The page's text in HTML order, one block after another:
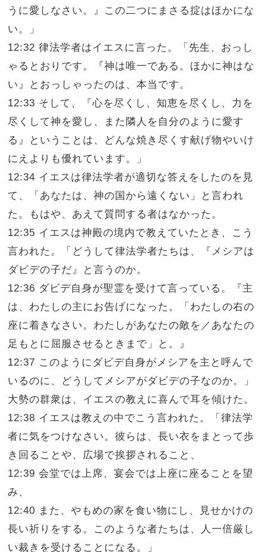
うに愛しなさい。』この二つにまさる掟はほかにな
い。」
12:32 律法学者はイエスに言った。「先生、おっし
ゃるとおりです。『神は唯一である。ほかに神はな
い』とおっしゃったのは、本当です。
12:33 そして、『心を尽くし、知恵を尽くし、力を
尽くして神を愛し、また隣人を自分のように愛す
る』ということは、どんな焼き尽くす献げ物やいけ
にえよりも優れています。」
12:34 イエスは律法学者が適切な答えをしたのを見
て、「あなたは、神の国から遠くない」と言われ
た。もはや、あえて質問する者はなかった。
12:35 イエスは神殿の境内で教えていたとき、こう
言われた。「どうして律法学者たちは、『メシアは
ダビデの子だ』と言うのか。
12:36 ダビデ自身が聖霊を受けて言っている。『主
は、わたしの主にお告げになった。「わたしの右の
座に着きなさい。わたしがあなたの敵を／あなたの
足もとに屈服させるときまで」と。』
12:37 このようにダビデ自身がメシアを主と呼んで
いるのに、どうしてメシアがダビデの子なのか。」
大勢の群衆は、イエスの教えに喜んで耳を傾けた。
12:38 イエスは教えの中でこう言われた。「律法学
者に気をつけなさい。彼らは、長い衣をまとって歩
き回ることや、広場で挨拶されること、
12:39 会堂では上席、宴会では上座に座ることを望
み、
12:40 また、やもめの家を食い物にし、見せかけの
長い祈りをする。このような者たちは、人一倍厳し
い裁きを受けることになる。」